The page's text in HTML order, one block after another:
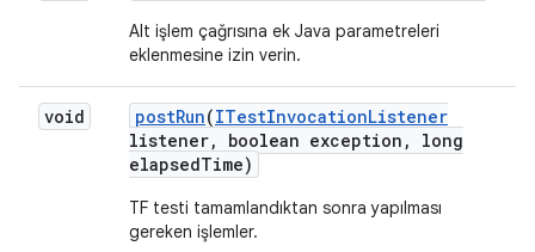
Alt işlem çağrısına ek Java parametreleri
eklenmesine izin verin.
void postRun(ITestInvocationListener
listener, boolean exception ,
long
elapsedTime)
TF testi tamamlandıktan sonra yapılması
gereken işlemler.